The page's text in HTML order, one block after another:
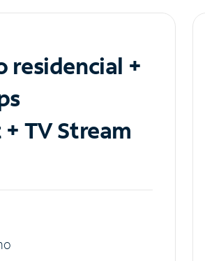
residencial +
TV Stream
o